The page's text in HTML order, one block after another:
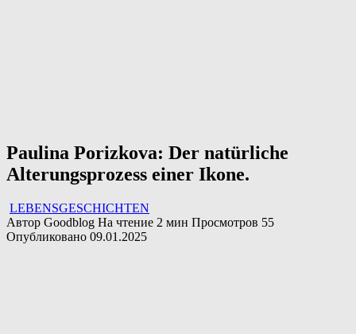
Paulina Porizkova: Der natürliche
Alterungsprozess einer Ikone.
LEBENSGESCHICHTEN
Автор Goodblog На чтение 2 мин Просмотров 55
Опубликовано 09.01.2025